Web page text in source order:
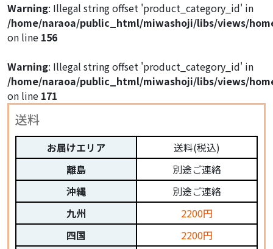
Warning: Illegal string offset 'product_category_id' in
/home/naraoa/public_html/miwashoji/libs/views/
on line 156
Warning: Illegal string offset 'product_category_id' in
/home/naraoa/public_html/miwashoji/libs/views/
on line 171
送料
お届けエリア
離島
沖縄
九州
四国
送料(税込)
別途ご連絡
別途ご連絡
2200円
2200円